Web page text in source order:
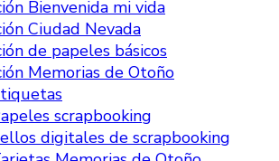
Bienvenida mi vida
Ciudad Nevada
de papeles básicos
Memorias de Otoño
scrapbooking
digitales de scrapbooking